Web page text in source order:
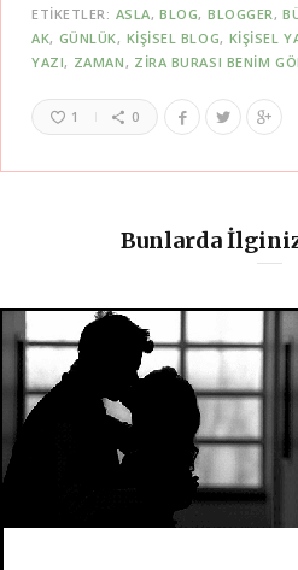
ETIKETLER: ASLA BLOG BLOGGER
AK GÜNLÜK KIŞISEL BLOG KIŞISEL
YAZI
ZAMAN ZIRA BURASI BENIM
1 0
Bunlarda